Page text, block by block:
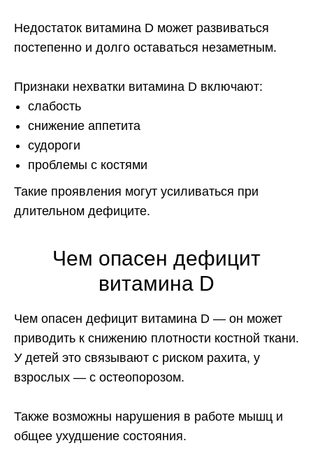
Недостаток витамина D может развиваться
постепенно и долго оставаться незаметным.
Признаки нехватки витамина D включают:
слабость
снижение аппетита
судороги
проблемы с костями
Такие проявления могут усиливаться при
длительном дефиците.
Чем опасен дефицит
витамина D
Чем опасен дефицит витамина D — он может
приводить к снижению плотности костной ткани.
У детей это связывают с риском рахита, у
взрослых — с остеопорозом.
Также возможны нарушения в работе мышц и
общее ухудшение состояния.